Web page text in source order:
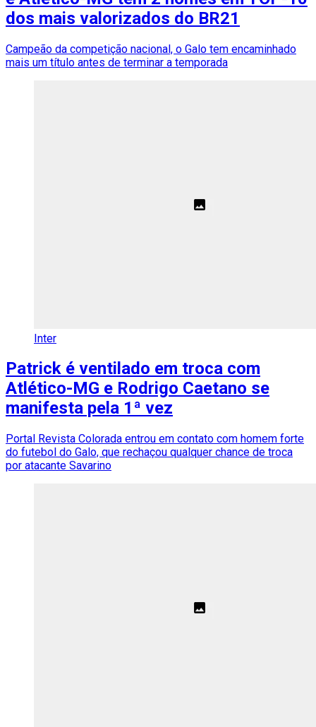
dos mais valorizados do BR21
Campeão da competição nacional, o Galo tem encaminhado
mais um título antes de terminar a temporada
Inter
Patrick é ventilado em troca com
Atlético-MG e Rodrigo Caetano se
manifesta pela 1ª vez
Portal Revista Colorada entrou em contato com homem forte
do futebol do Galo, que rechaçou qualquer chance de troca
por atacante Savarino